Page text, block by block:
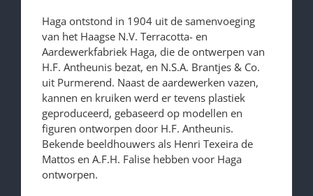
Haga ontstond in 1904 uit de samenvoeging
van het Haagse N.V. Terracotta- en
Aardewerkfabriek Haga, die de ontwerpen van
H.F. Antheunis bezat, en N.S.A. Brantjes & Co.
uit Purmerend. Naast de aardewerken vazen,
kannen en kruiken werd er tevens plastiek
geproduceerd, gebaseerd op modellen en
figuren ontworpen door H.F. Antheunis.
Bekende beeldhouwers als Henri Texeira de
Mattos en A.F.H. Falise hebben voor Haga
ontworpen.